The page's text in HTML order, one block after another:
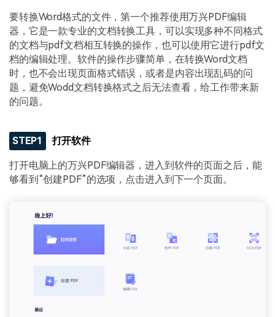
PDF OCR
要转换Word格式的文件，第一个推荐使用万兴PDF编辑
器，它是一款专业的文档转换工具，可以实现多种不同格式
的文档与pdf文档相互转换的操作，也可以使用它进行pdf文
档的编辑处理。软件的操作步骤简单，在转换Word文档
时，也不会出现页面格式错误，或者是内容出现乱码的问
题，避免Wodd文档转换格式之后无法查看，给工作带来新
的问题。
STEP1 打开软件
打开电脑上的万兴PDF编辑器，进入到软件的页面之后，能
够看到“创建PDF”的选项，点击进入到下一个页面。